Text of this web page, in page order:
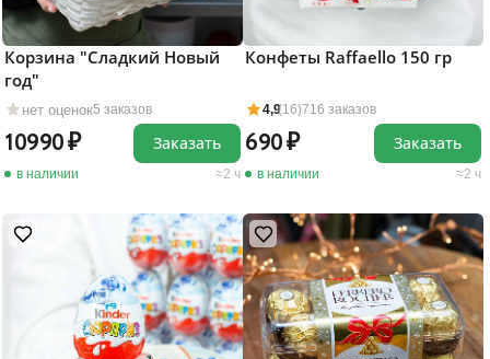
нет оценок5 заказов
Корзина "Сладкий Новый
год"
10990
в наличии 2 ч
Заказать
4,9(16)716 заказов
Конфеты Raffaello 150 гр
690
в наличии 2 ч
Заказать